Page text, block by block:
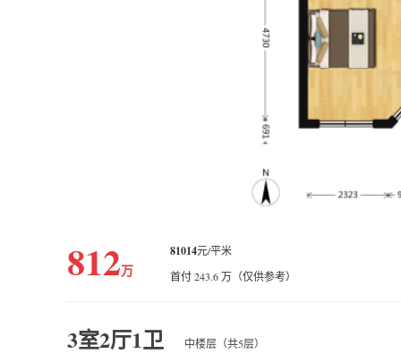
812万
81014元/平米
首付 243.6 万（仅供参考）
3室2厅1卫 中楼层（共5层）